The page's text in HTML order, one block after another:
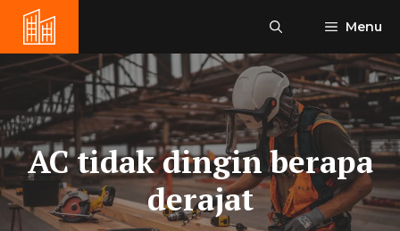
content
Menu
AC tidak dingin berapa
derajat